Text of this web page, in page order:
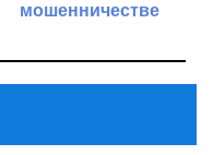
мошенничестве